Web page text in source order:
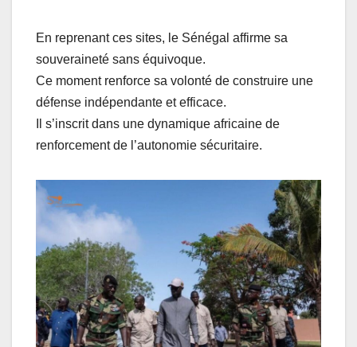
En reprenant ces sites, le Sénégal affirme sa
souveraineté sans équivoque.
Ce moment renforce sa volonté de construire une
défense indépendante et efficace.
Il s’inscrit dans une dynamique africaine de
renforcement de l’autonomie sécuritaire.